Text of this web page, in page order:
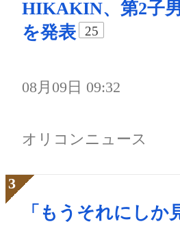
HIKAKIN、第2子
を発表
25
08月09日 09:32
オリコンニュース
「もうそれにしか